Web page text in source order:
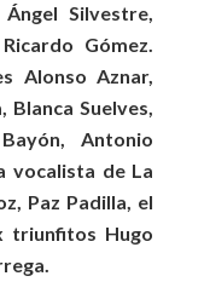
Silvestre,
Gómez.
Alonso Aznar,
Suelves,
Antonio
vocalista de La
Paz Padilla, el
triunfitos Hugo